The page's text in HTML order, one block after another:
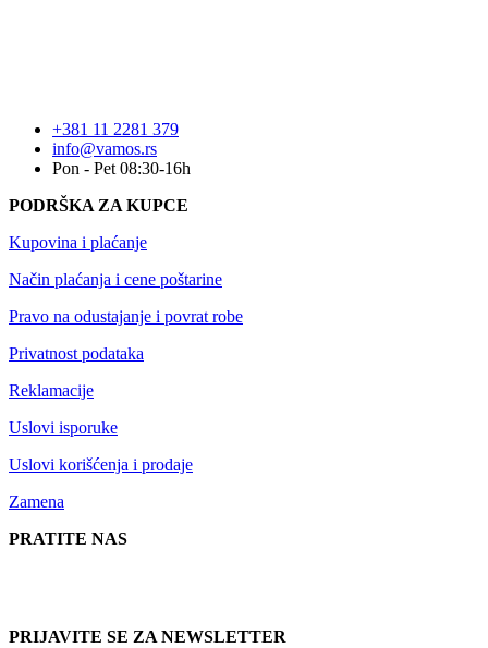
+381 11 2281 379
info@vamos.rs
Pon - Pet 08:30-16h
PODRŠKA ZA KUPCE
Kupovina i plaćanje
Način plaćanja i cene poštarine
Pravo na odustajanje i povrat robe
Privatnost podataka
Reklamacije
Uslovi isporuke
Uslovi korišćenja i prodaje
Zamena
PRATITE NAS
PRIJAVITE SE ZA NEWSLETTER